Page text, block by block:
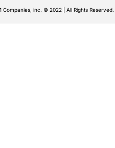
Companies, inc. © 2022 | All Rights Reserved.